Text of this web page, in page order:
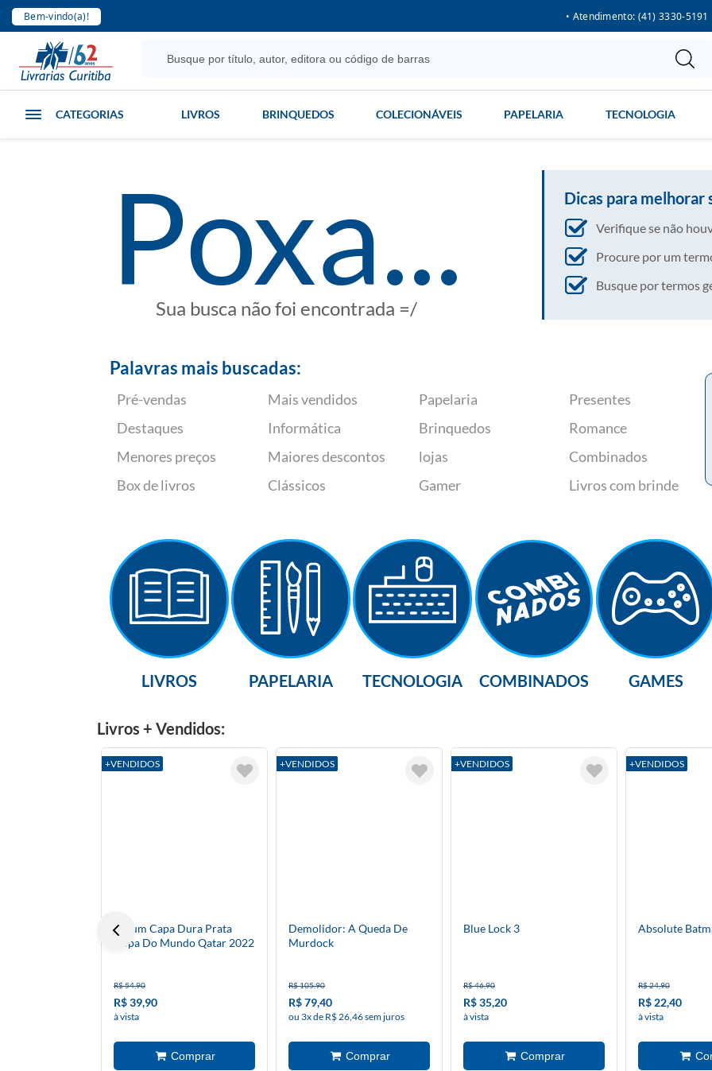
Bem-vindo(a)! • Atendimento: (41) 3330-5191
CATEGORIAS LIVROS BRINQUEDOS COLECIONÁVEIS PAPELARIA TECNOLOGIA
poxa...
Sua busca não foi encontrada =/
Dicas para melhorar
Verifique se não
Procure por um
Busque por termos
Palavras mais buscadas:
Pré-vendas
Destaques
Menores preços
Box de livros
Mais vendidos
Informática
Maiores descontos
Clássicos
Papelaria
Brinquedos
lojas
Gamer
Presentes
Romance
Combinados
Livros com brinde
LIVROS PAPELARIA TECNOLOGIA COMBINADOS GAMES
Livros + Vendidos:
+VENDIDOS
Álbum Capa Dura Prata
Copa Do Mundo Qatar 2022
R$ 54,90
R$ 39,90
à vista
+VENDIDOS
Demolidor: A Queda De
Murdock
R$ 105,90
R$ 79,40
ou 3x de R$ 26,46 sem juros
+VENDIDOS
Blue Lock 3
R$ 46,90
R$ 35,20
à vista
+VENDIDOS
Absolute
R$ 24,90
R$ 22,40
à vista